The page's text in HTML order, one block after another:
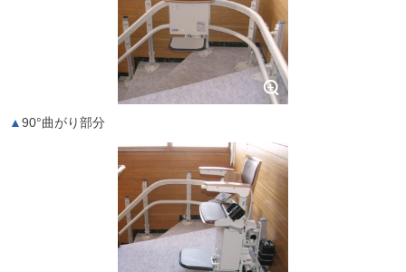
90°曲がり部分